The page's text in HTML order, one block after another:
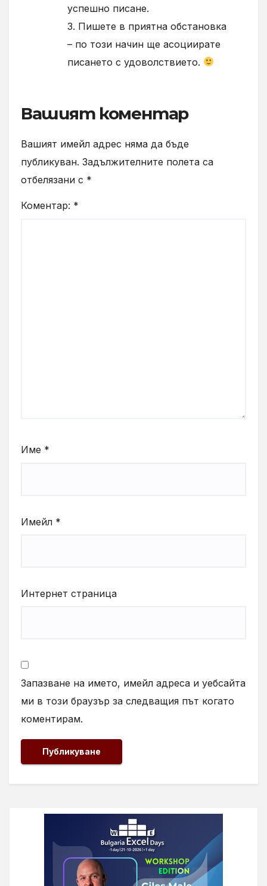
успешно писане.
3. Пишете в приятна обстановка
– по този начин ще асоциирате
писането с удоволствието.
Вашият коментар
Вашият имейл адрес няма да бъде
публикуван. Задължителните полета са
отбелязани с *
Коментар: *
Име *
Имейл *
Интернет страница
Запазване на името, имейл адреса и уебсайта
ми в този браузър за следващия път когато
коментирам.